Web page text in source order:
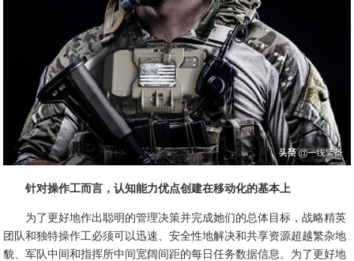
针对操作工而言，认知能力优点创建在移动化的基本上
为了更好地作出聪明的管理决策并完成她们的总体目标，战略精英
团队和独特操作工必须可以迅速、安全性地解决和共享资源超越繁杂地
貌、军队中间和指挥所中间宽阔间距的每日任务数据信息。为了更好地